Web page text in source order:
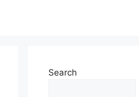
Search